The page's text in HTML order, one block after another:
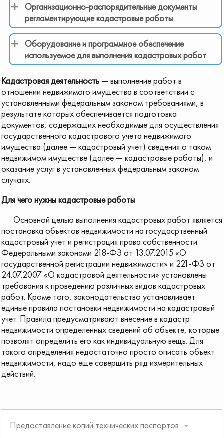
Организационно-распорядительные документы
регламентирующие кадастровые работы
Оборудование и программное обеспечение
используемое для выполнения кадастровых работ
Кадастровая деятельность — выполнение работ в
отношении недвижимого имущества в соответствии с
установленными федеральным законом требованиями, в
результате которых обеспечивается подготовка
документов, содержащих необходимые для осуществления
государственного кадастрового учета недвижимого
имущества (далее — кадастровый учет) сведения о таком
недвижимом имуществе (далее — кадастровые работы), и
оказание услуг в установленных федеральным законом
случаях.
Для чего нужны кадастровые работы
Основной целью выполнения кадастровых работ является
постановка объектов недвижимости на госудасртвенный
кадастровый учет и регистрация права собственности.
Федеральными законами 218-ФЗ от 13.07.2015 «О
государственной регистрации недвижимости» и 221-ФЗ от
24.07.2007 «О кадастровой деятельности» установлены
требования к проведению различных видов кадастровых
работ. Кроме того, законодательство устанавливает
единые правила постановки недвижимости на кадастровый
учет. Правила предусматривают внесение в кадастр
недвижимости определенных сведений об объекте, которые
позволят определить его как индивидуальную вещь. Для
такого определения недостаточно просто описать объект
недвижимости, надо еще совершить ряд измерительных
действий.
Предоставление копий технических паспортов